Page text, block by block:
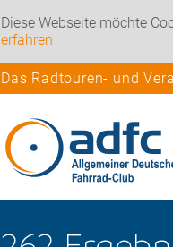
Diese Webseite möchte
erfahren
Das Radtouren- und